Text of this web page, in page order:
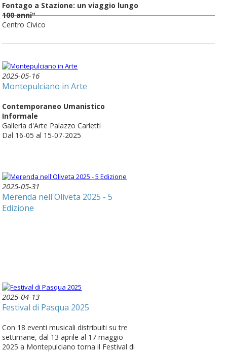
Fontago a Stazione: un viaggio lungo
100 anni"
Centro Civico
2025-05-16
Montepulciano in Arte
Contemporaneo Umanistico
Informale
Galleria d'Arte Palazzo Carletti
Dal 16-05 al 15-07-2025
2025-05-31
Merenda nell'Oliveta 2025 - 5
Edizione
2025-04-13
Festival di Pasqua 2025
Con 18 eventi musicali distribuiti su tre
settimane, dal 13 aprile al 17 maggio
2025 a Montepulciano torna il Festival di